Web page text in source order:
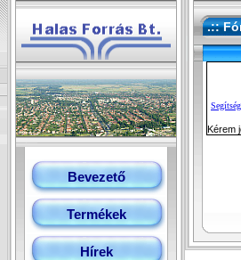
.::
Bevezető
Termékek
Hírek
Kérem